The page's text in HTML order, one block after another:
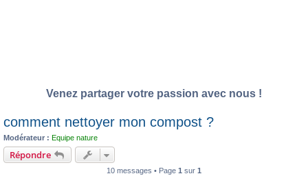
Venez partager votre passion avec nous !
comment nettoyer mon compost ?
Modérateur : Equipe nature
Répondre
10 messages • Page 1 sur 1